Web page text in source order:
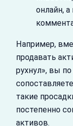
онлайн,
Например,
продавать
рухнул», вы
такие
постепенно
активов.